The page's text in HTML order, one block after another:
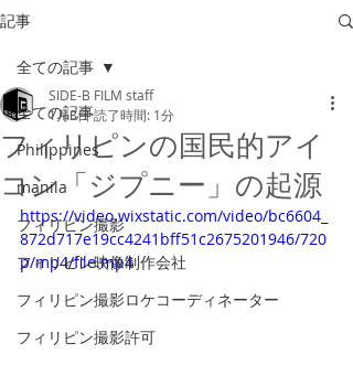
記事
全ての記事
Philippines
manila
フィリピン撮影
フィリピン映像制作会社
フィリピン撮影ロケコーディネーター
フィリピン撮影許可
全ての記事
フィリピンの国民的アイ
コン「ジプニー」の起源
SIDE-B FILM staff
1月3日読了時間: 1分
https://video.wixstatic.com/video/bc6604_
872d717e19cc4241bff51c2675201946/720
p/mp4/file.mp4